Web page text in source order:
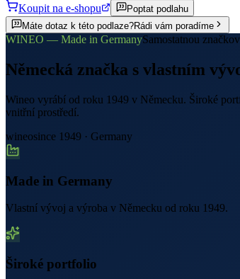
Koupit na e-shopu
Poptat podlahu
Máte dotaz k této podlaze?Rádi vám poradíme
WINEO — Made in GermanySamostatnou
Německá značka s vlastním
Wineo vyrábí od roku 1949 v Německu. Široké
vnitřní prostředí.
wineosince 1949 · Germany
Made in Germany
Vlastní vývoj a výroba v Německu od roku 1949.
Široké portfolio